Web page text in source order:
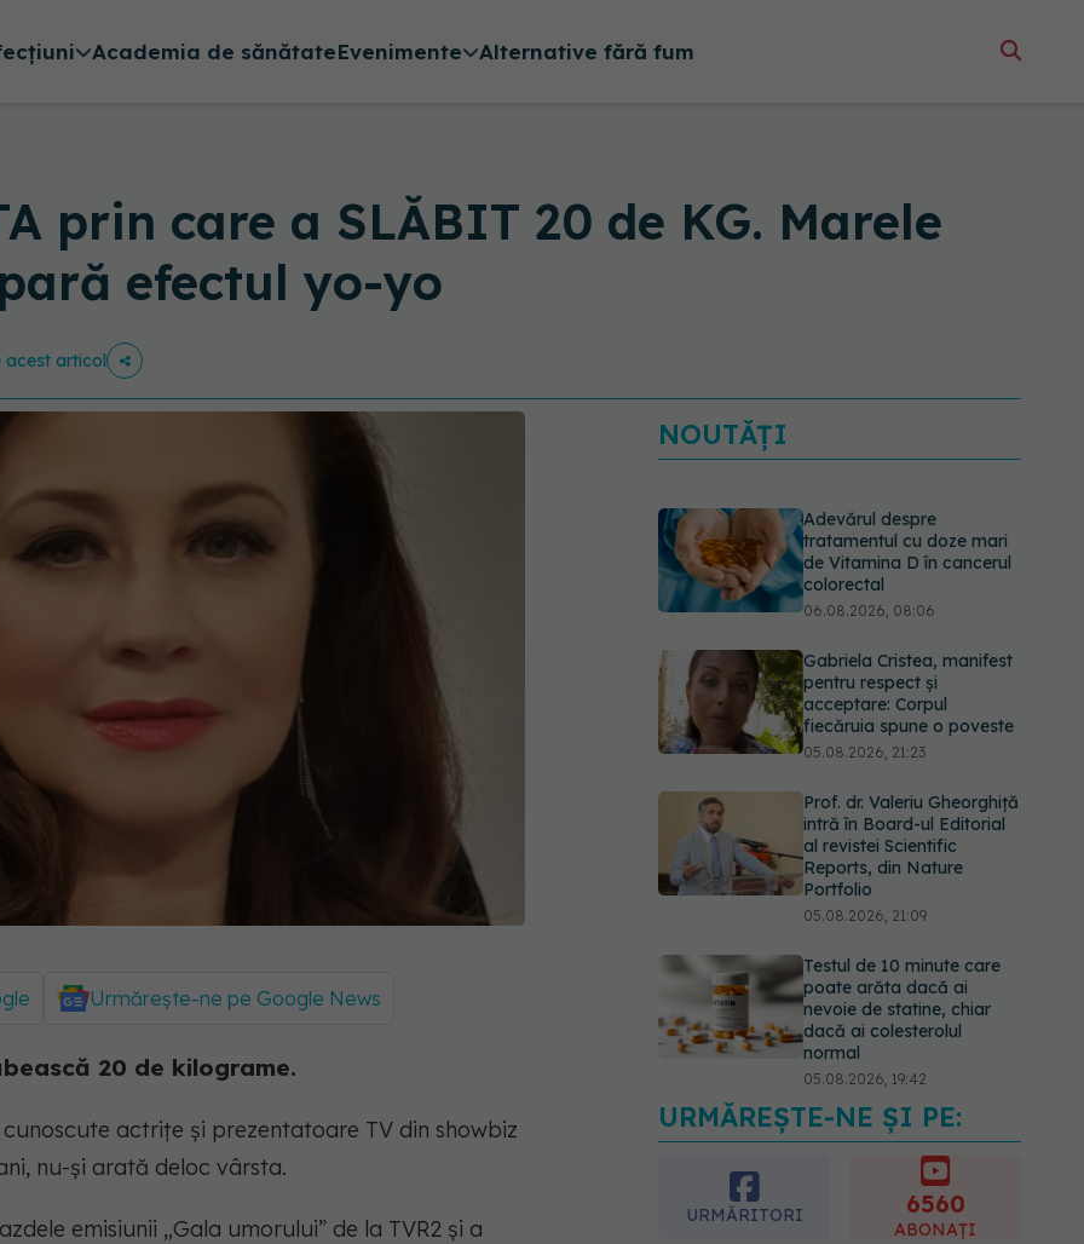
Academia de sănătateEvenimente Alternative fără fum
prin care a SLĂBIT 20 de KG. Marele
efectul yo-yo
acest articol
Urmărește-ne pe Google News
20 de kilograme.
actrițe și prezentatoare TV din showbiz
nu-și arată deloc vârsta.
emisiunii „Gala umorului” de la TVR2 şi a
NOUTĂȚI
Adevărul despre
tratamentul cu doze mari
de Vitamina D în cancerul
colorectal
06.08.2026, 08:06
Gabriela Cristea, manifest
pentru respect și
acceptare: Corpul
fiecăruia spune o poveste
05.08.2026, 21:23
Prof. dr. Valeriu Gheorghiță
intră în Board-ul Editorial
al revistei Scientific
Reports, din Nature
Portfolio
05.08.2026, 21:09
Testul de 10 minute care
poate arăta dacă ai
nevoie de statine, chiar
dacă ai colesterolul
normal
05.08.2026, 19:42
Pepenele roșu sau cel
galben: care crește
glicemia mai repede.
Răspunsul unui medic
URMĂREȘTE-NE ȘI PE:
URMĂRITORI 6560
ABONAȚI